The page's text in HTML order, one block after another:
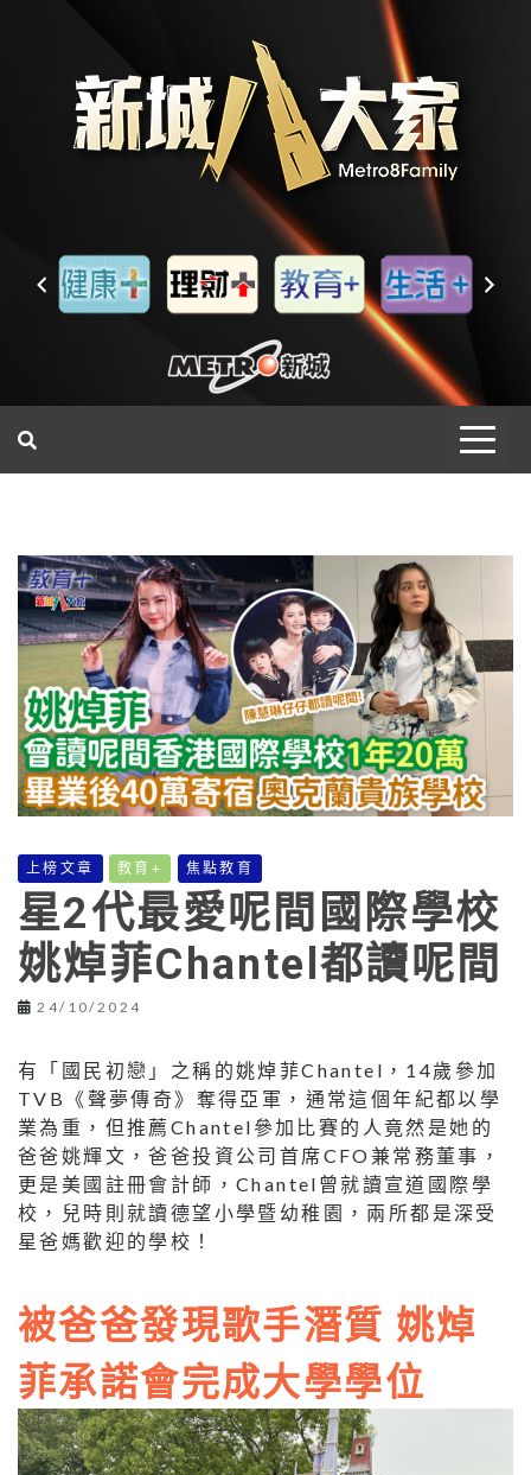
上榜文章 教育+ 焦點教育
星2代最愛呢間國際學校
姚焯菲Chantel都讀呢間
24/10/2024
有「國民初戀」之稱的姚焯菲Chantel，14歲參加
TVB《聲夢傳奇》奪得亞軍，通常這個年紀都以學
業為重，但推薦Chantel參加比賽的人竟然是她的
爸爸姚輝文，爸爸投資公司首席CFO兼常務董事，
更是美國註冊會計師，Chantel曾就讀宣道國際學
校，兒時則就讀德望小學暨幼稚園，兩所都是深受
星爸媽歡迎的學校！
被爸爸發現歌手潛質 姚焯
菲承諾會完成大學學位